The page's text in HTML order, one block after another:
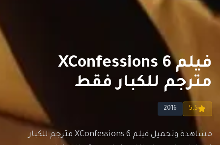
فيلم XConfessions 6
مترجم للكبار فقط
5.5
2016
مشاهدة وتحميل فيلم XConfessions 6 مترجم للكبار